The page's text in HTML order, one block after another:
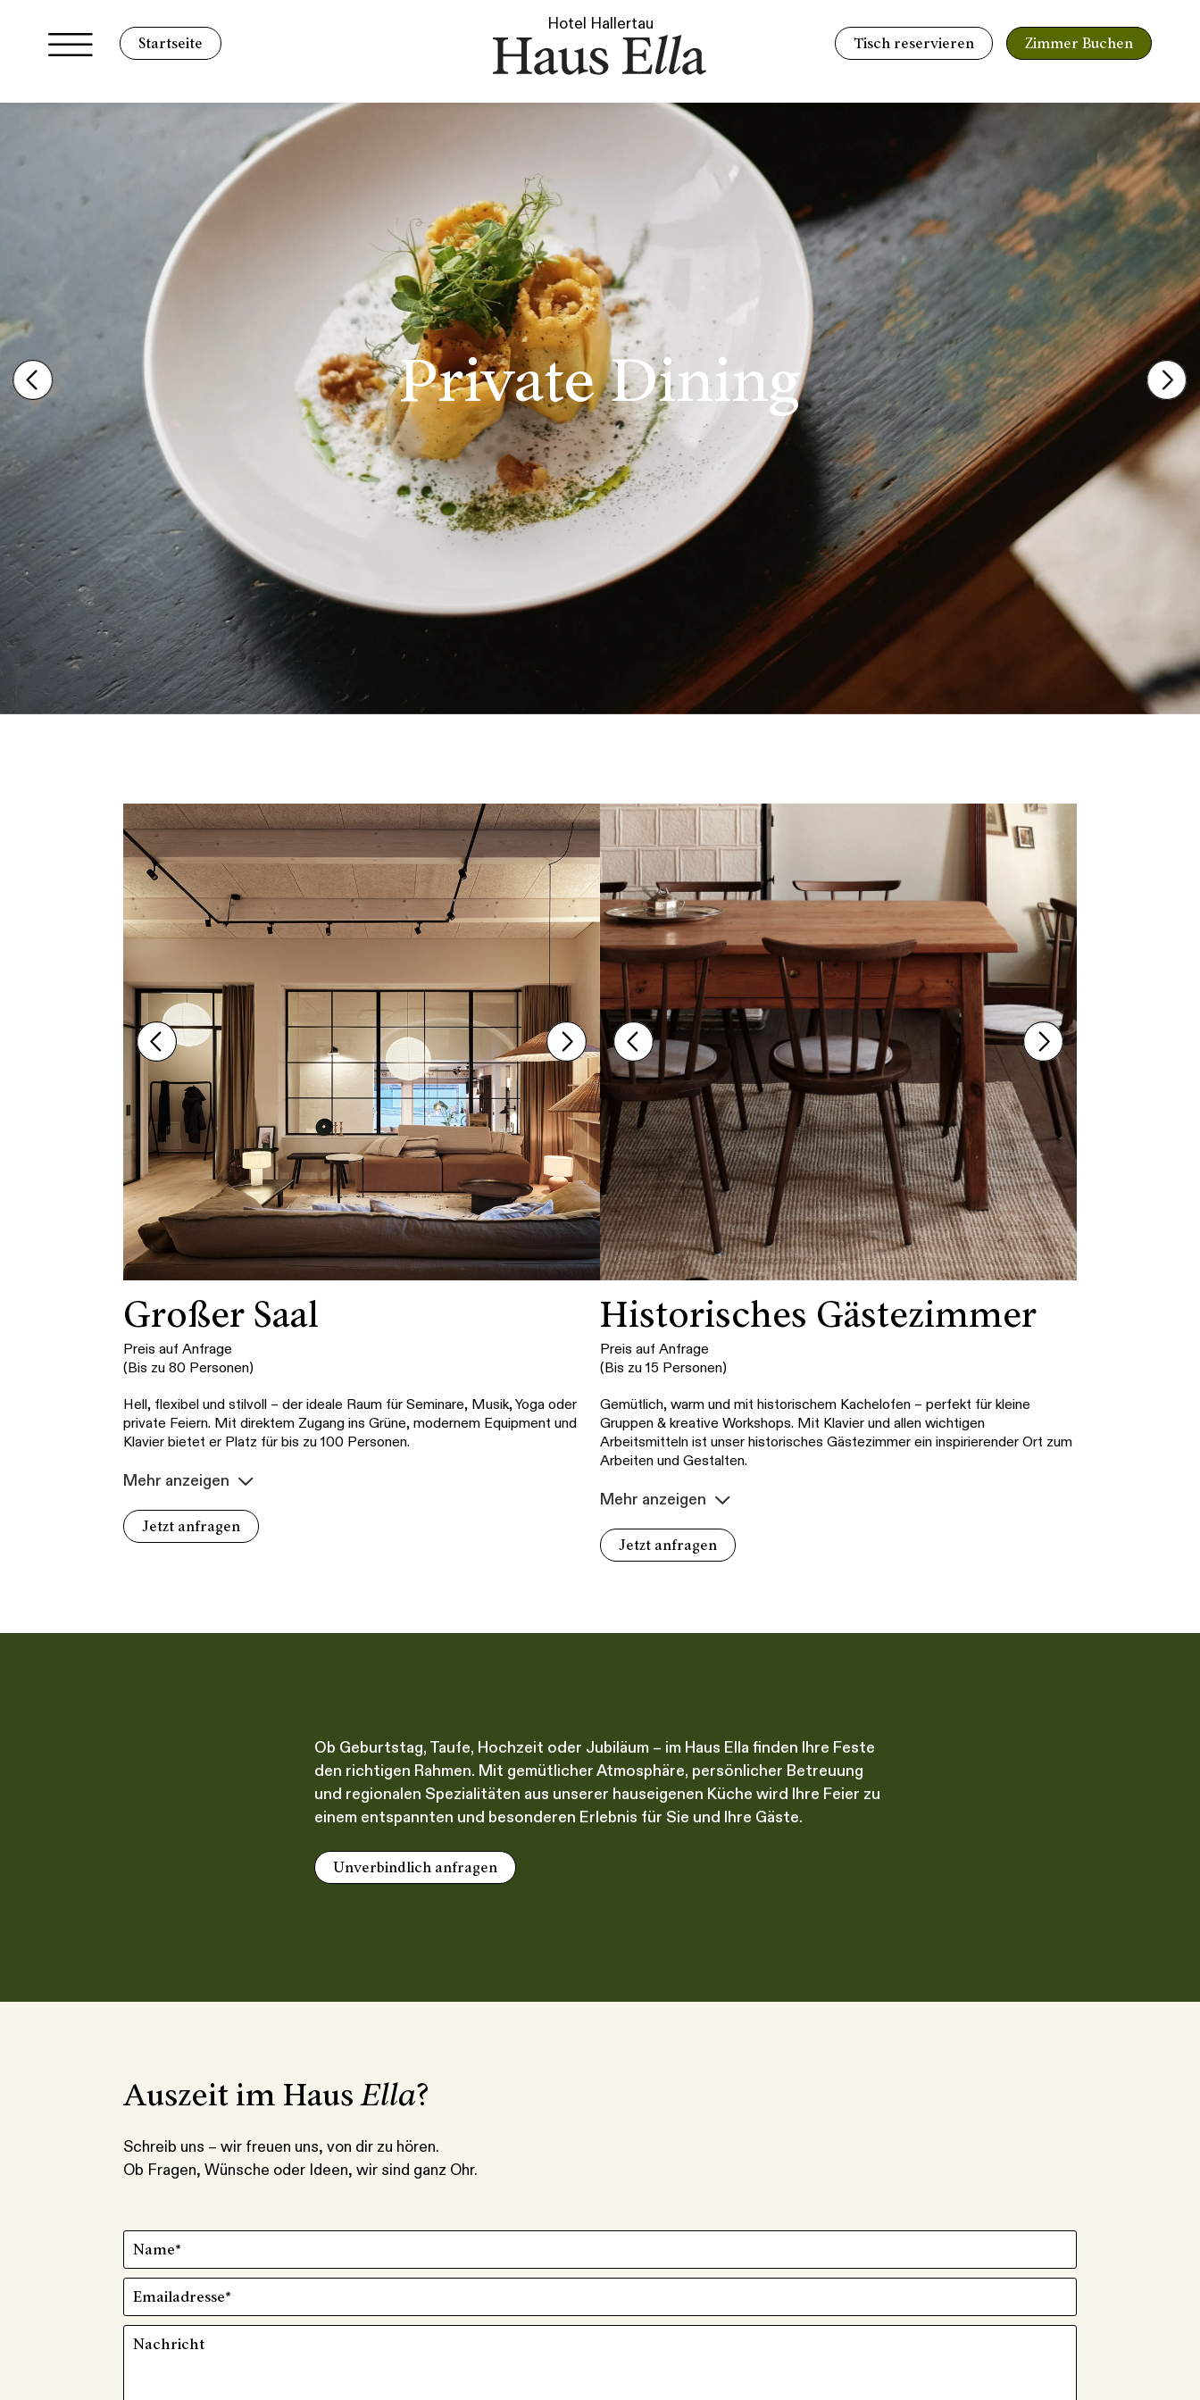
Startseite
Hotel Hallertau
Tisch reservieren Zimmer Buchen
Private Dining
Großer Saal
Preis auf Anfrage
(Bis zu 80 Personen)
Hell, flexibel und stilvoll – der ideale Raum für Seminare, Musik, Yoga oder
private Feiern. Mit direktem Zugang ins Grüne, modernem Equipment und
Klavier bietet er Platz für bis zu 100 Personen.
Mehr anzeigen
Jetzt anfragen
Historisches Gästezimmer
Preis auf Anfrage
(Bis zu 15 Personen)
Gemütlich, warm und mit historischem Kachelofen – perfekt für kleine
Gruppen & kreative Workshops. Mit Klavier und allen wichtigen
Arbeitsmitteln ist unser historisches Gästezimmer ein inspirierender Ort zum
Arbeiten und Gestalten.
Mehr anzeigen
Jetzt anfragen
Ob Geburtstag, Taufe, Hochzeit oder Jubiläum – im Haus Ella finden Ihre Feste
den richtigen Rahmen. Mit gemütlicher Atmosphäre, persönlicher Betreuung
und regionalen Spezialitäten aus unserer hauseigenen Küche wird Ihre Feier zu
einem entspannten und besonderen Erlebnis für Sie und Ihre Gäste.
Unverbindlich anfragen
Auszeit im HausElla?
Schreib uns – wir freuen uns, von dir zu hören.
Ob Fragen, Wünsche oder Ideen, wir sind ganz Ohr.